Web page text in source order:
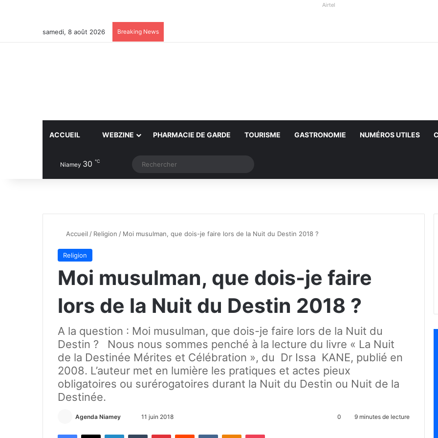
Airtel
samedi, 8 août 2026 Breaking News
ACCUEIL WEBZINE PHARMACIE DE GARDE TOURISME GASTRONOMIE NUMÉROS UTILES
Niamey 30 ℃ Article Aléatoire
Switch skin
Accueil / Religion / Moi musulman, que dois-je faire lors de la Nuit du Destin 2018 ?
Religion
Moi musulman, que dois-je faire
lors de la Nuit du Destin 2018 ?
A la question : Moi musulman, que dois-je faire lors de la Nuit du
Destin ? Nous nous sommes penché à la lecture du livre « La Nuit
de la Destinée Mérites et Célébration », du Dr Issa KANE, publié en
2008. L’auteur met en lumière les pratiques et actes pieux
obligatoires ou surérogatoires durant la Nuit du Destin ou Nuit de la
Destinée.
Agenda Niamey 11 juin 2018 0 9 minutes de lecture